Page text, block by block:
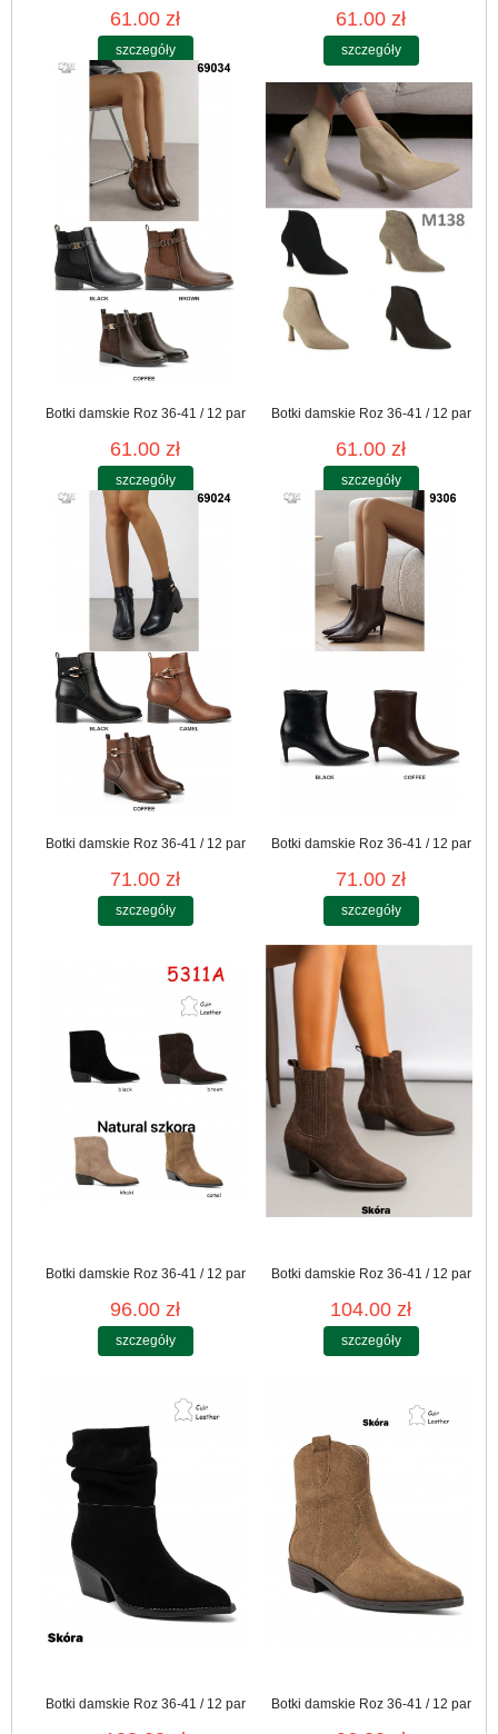
61.00 zł
szczegóły
61.00 zł
szczegóły
Botki damskie Roz 36-41 / 12 par
61.00 zł
szczegóły
Botki damskie Roz 36-41 / 12 par
61.00 zł
szczegóły
Botki damskie Roz 36-41 / 12 par
71.00 zł
szczegóły
Botki damskie Roz 36-41 / 12 par
71.00 zł
szczegóły
Botki damskie Roz 36-41 / 12 par
96.00 zł
szczegóły
Botki damskie Roz 36-41 / 12 par
104.00 zł
szczegóły
Botki damskie Roz 36-41 / 12 par Botki damskie Roz 36-41 / 12 par